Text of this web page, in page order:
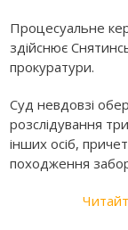
Процесуальне
здійснює
прокуратури.
Суд невдовзі
розслідування
інших осіб,
походження